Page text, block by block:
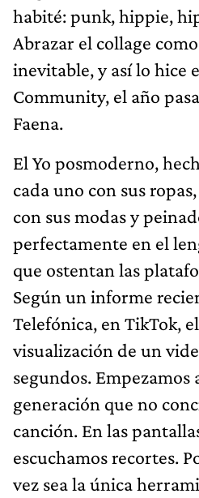
habité: punk, hippie,
Abrazar el collage
inevitable, y así lo hice
Community, el año
Faena.
El Yo posmoderno,
cada uno con sus
con sus modas y
perfectamente en el
que ostentan las
Según un informe
Telefónica, en TikTok,
visualización de un
segundos.
generación que no
canción. En las
escuchamos recortes.
vez sea la única